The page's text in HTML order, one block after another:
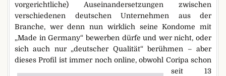
vorgerichtliche) Auseinandersetzungen zwischen
verschiedenen deutschen Unternehmen aus der
Branche, wer denn nun wirklich seine Kondome mit
„Made in Germany“ bewerben dürfe und wer nicht, oder
sich auch nur „deutscher Qualität“ berühmen – aber
dieses Profil ist immer noch online, obwohl Coripa schon
seit 13